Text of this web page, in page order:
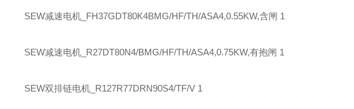
SEW减速电机_FH37GDT80K4BMG/HF/TH/ASA4,0.55KW,含闸 1
SEW减速电机_R27DT80N4/BMG/HF/TH/ASA4,0.75KW,有抱闸 1
SEW双排链电机_R127R77DRN90S4/TF/V 1